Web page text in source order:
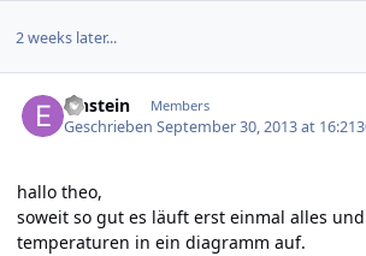
2 weeks later...
Einstein Members
GeschriebenSeptember 30, 2013 at 16:21
hallo theo,
soweit so gut es läuft erst einmal alles
temperaturen in ein diagramm auf.